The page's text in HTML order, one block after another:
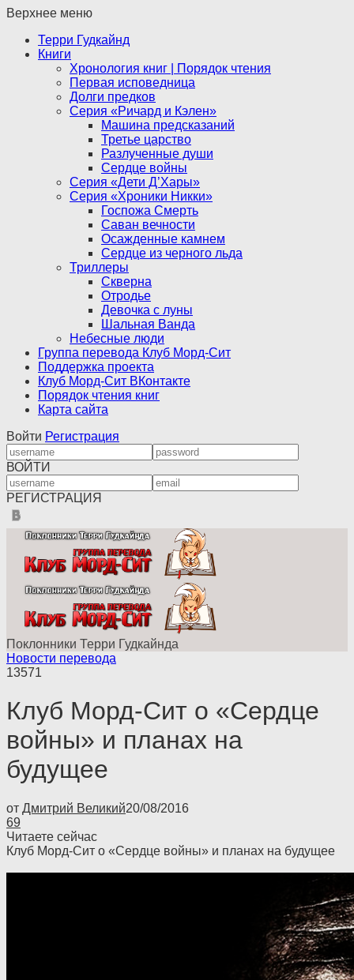
Верхнее меню
Терри Гудкайнд
Книги
Хронология книг | Порядок чтения
Первая исповедница
Долги предков
Серия «Ричард и Кэлен»
Машина предсказаний
Третье царство
Разлученные души
Сердце войны
Серия «Дети Д’Хары»
Серия «Хроники Никки»
Госпожа Смерть
Саван вечности
Осажденные камнем
Сердце из черного льда
Триллеры
Скверна
Отродье
Девочка с луны
Шальная Ванда
Небесные люди
Группа перевода Клуб Морд-Сит
Поддержка проекта
Клуб Морд-Сит ВКонтакте
Порядок чтения книг
Карта сайта
Войти Регистрация
ВОЙТИ
РЕГИСТРАЦИЯ
Поклонники Терри Гудкайнда
Новости перевода
13571
Клуб Морд-Сит о «Сердце
войны» и планах на
будущее
от Дмитрий Великий20/08/2016
69
Читаете сейчас
Клуб Морд-Сит о «Сердце войны» и планах на будущее